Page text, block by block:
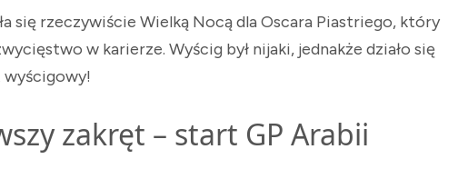
się rzeczywiście Wielką Nocą dla Oscara Piastriego, który
w karierze. Wyścig był nijaki, jednakże działo się
wyścigowy!
zakręt – start GP Arabii